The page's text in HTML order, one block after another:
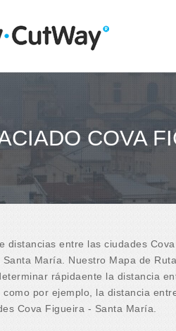
COVA
distancias entre las ciudades Cova
Santa María. Nuestro Mapa de
rápidaente la distancia
como por ejemplo, la distancia
Cova Figueira - Santa María.